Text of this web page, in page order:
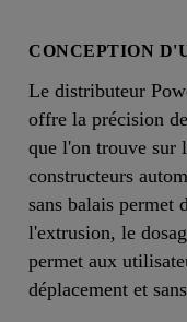
CONCEPTION
Le distributeur
offre la précision
que l'on trouve sur
constructeurs
sans balais permet
l'extrusion, le
permet aux
déplacement et